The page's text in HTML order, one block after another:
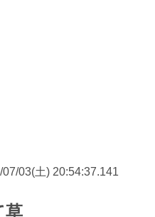
07/03(土) 20:54:37.141
草